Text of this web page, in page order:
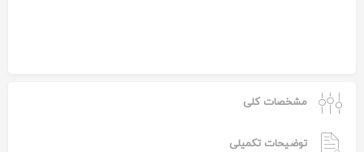
مشخصات کلی
توضیحات تکمیلی